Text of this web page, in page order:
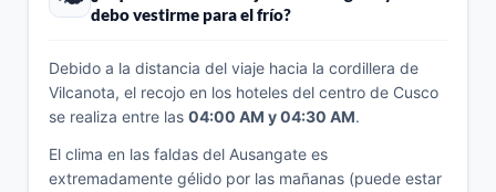
debo vestirme para el frío?
Debido a la distancia del viaje hacia la cordillera de
Vilcanota, el recojo en los hoteles del centro de Cusco
se realiza entre las 04:00 AM y 04:30 AM.
El clima en las faldas del Ausangate es
extremadamente gélido por las mañanas (puede estar